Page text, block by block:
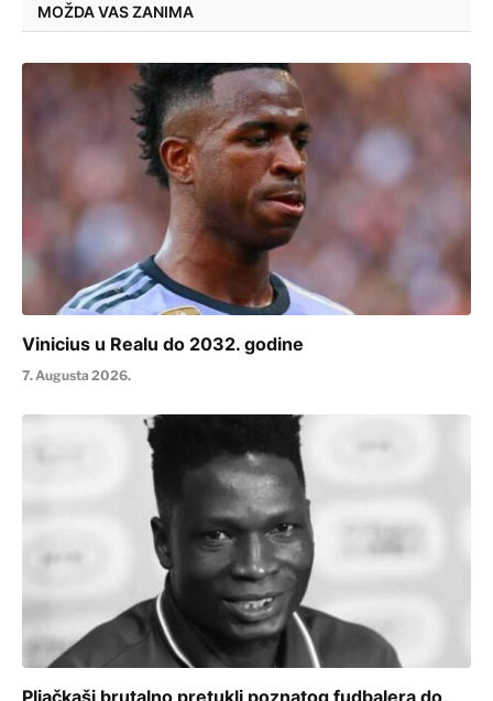
MOŽDA VAS ZANIMA
Vinicius u Realu do 2032. godine
7. Augusta 2026.
Pljačkaši brutalno pretukli poznatog fudbalera do